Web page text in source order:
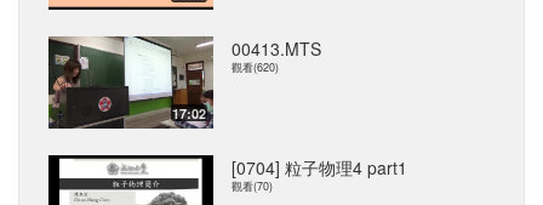
17:02
00413.MTS
觀看(620)
[0704] 粒子物理4 part1
觀看(70)